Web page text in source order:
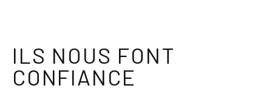
ILS NOUS FONT
CONFIANCE